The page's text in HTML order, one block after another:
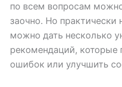
по всем вопросам
заочно. Но
можно дать несколько
рекомендаций, которые
ошибок или улучшить